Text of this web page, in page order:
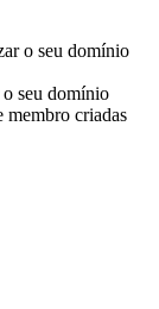
o seu domínio
seu domínio
membro criadas